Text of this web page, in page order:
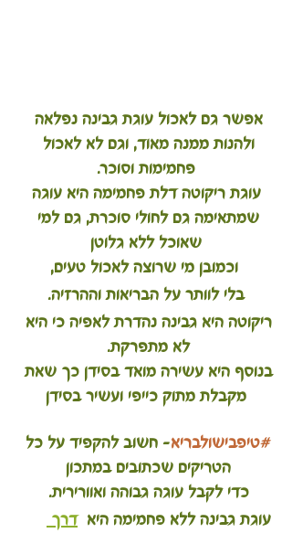
אפשר גם לאכול עוגת גבינה נפלאה
ולהנות ממנה מאוד, וגם לא לאכול
פחמימות וסוכר.
עוגת ריקוטה דלת פחמימה היא עוגה
שמתאימה גם לחולי סוכרת, גם למי
שאוכל ללא גלוטן
וכמובן מי שרוצה לאכול טעים,
בלי לוותר על הבריאות וההרזיה.
ריקוטה היא גבינה נהדרת לאפיה כי היא
לא מתפרקת.
בנוסף היא עשירה מואד בסידן כך שאת
מקבלת מתוק כייפי ועשיר בסידן
#טיפבישולבריא- חשוב להקפיד על כל
הטריקים שכתובים במתכון
כדי לקבל עוגה גבוהה ואוורירית.
דרך